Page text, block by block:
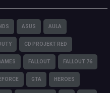
ASUS AULA
CD PROJEKT RED
FALLOUT FALLOUT 76
GTA HEROES